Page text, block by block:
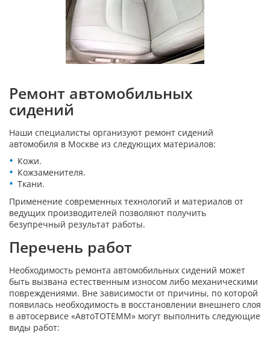
Ремонт автомобильных
сидений
Наши специалисты организуют ремонт сидений
автомобиля в Москве из следующих материалов:
Кожи.
Кожзаменителя.
Ткани.
Применение современных технологий и материалов от
ведущих производителей позволяют получить
безупречный результат работы.
Перечень работ
Необходимость ремонта автомобильных сидений может
быть вызвана естественным износом либо механическими
повреждениями. Вне зависимости от причины, по которой
появилась необходимость в восстановлении внешнего слоя
в автосервисе «АвтоТОТЕММ» могут выполнить следующие
виды работ: